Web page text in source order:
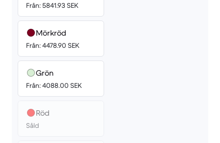
Från: 5841.93 SEK
Mörkröd
Från: 4478.90 SEK
Grön
Från: 4088.00 SEK
Röd
Såld